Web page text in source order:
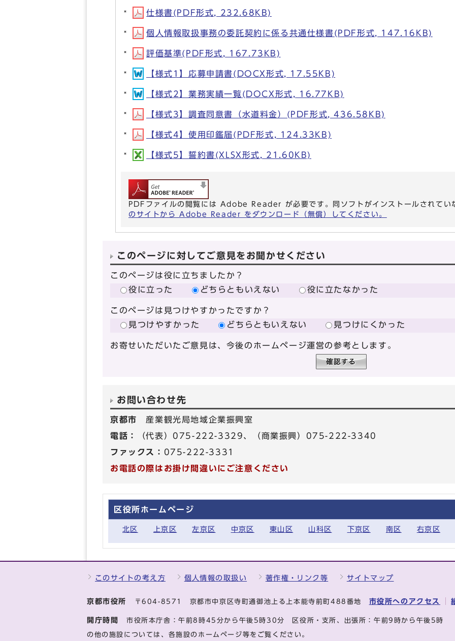
仕様書(PDF形式, 232.68KB)
個人情報取扱事務の委託契約に係る共通仕様書(PDF形式, 147.16KB)
評価基準(PDF形式, 167.73KB)
【様式1】応募申請書(DOCX形式, 17.55KB)
【様式2】業務実績一覧(DOCX形式, 16.77KB)
【様式3】調査同意書（水道料金）(PDF形式, 436.58KB)
【様式4】使用印鑑届(PDF形式, 124.33KB)
【様式5】誓約書(XLSX形式, 21.60KB)
PDFファイルの閲覧には Adobe Reader が必要です。同ソフトがインストールされてい
のサイトから Adobe Reader をダウンロード（無償）してください。
このページに対してご意見をお聞かせください
このページは役に立ちましたか？
役に立った
どちらともいえない 役に立たなかった
このページは見つけやすかったですか？
見つけやすかった
どちらともいえない 見つけにくかった
お寄せいただいたご意見は、今後のホームページ運営の参考とします。
お問い合わせ先
京都市 産業観光局地域企業振興室
電話：
（代表）075-222-3329、（商業振興）075-222-3340
ファックス： 075-222-3331
お電話の際はお掛け間違いにご注意ください
区役所ホームページ
北区 上京区 左京区 中京区 東山区 山科区 下京区 南区 右京区
このサイトの考え方 個人情報の取扱い 著作権・リンク等 サイトマップ
京都市役所 〒604-8571 京都市中京区寺町通御池上る上本能寺前町488番地 市役所へのアクセス
開庁時間 市役所本庁舎：午前8時45分から午後5時30分 区役所・支所、出張所：午前9時から午後5時
の他の施設については、各施設のホームページ等をご覧ください。